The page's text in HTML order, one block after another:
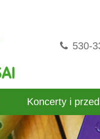
530-
Koncerty i